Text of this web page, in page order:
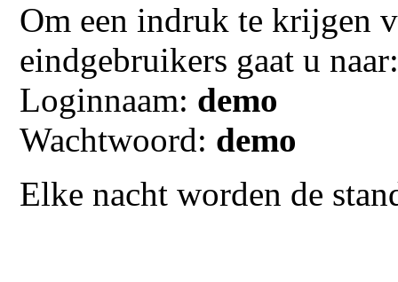
Om een indruk te krijgen
eindgebruikers gaat u
Loginnaam: demo
Wachtwoord: demo
Elke nacht worden de